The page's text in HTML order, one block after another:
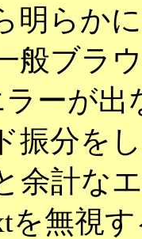
明らか
般ブラ
ーが
振分を
余計な
を無視